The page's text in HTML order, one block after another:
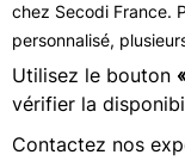
chez Secodi France.
personnalisé,
Utilisez le bouton
vérifier la
Contactez nos